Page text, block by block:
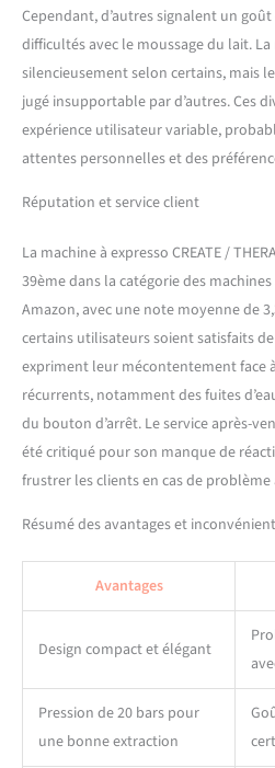
Avec
Cependant, d’autres signalent un
difficultés avec le moussage du lait.
silencieusement selon certains, mais
jugé insupportable par d’autres. Ces
expérience utilisateur variable,
attentes personnelles et des
Réputation et service client
La machine à expresso CREATE /
39ème dans la catégorie des
Amazon, avec une note moyenne de
certains utilisateurs soient satisfaits
expriment leur mécontentement face
récurrents, notamment des fuites
du bouton d’arrêt. Le service après-
été critiqué pour son manque de
frustrer les clients en cas de problème
Résumé des avantages et
Avantages
Design compact et élégant
Pression de 20 bars pour
une bonne extraction